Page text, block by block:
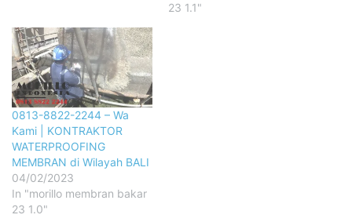
23 1.1"
0813-8822-2244 – Wa
Kami | KONTRAKTOR
WATERPROOFING
MEMBRAN di Wilayah BALI
04/02/2023
In "morillo membran bakar
23 1.0"